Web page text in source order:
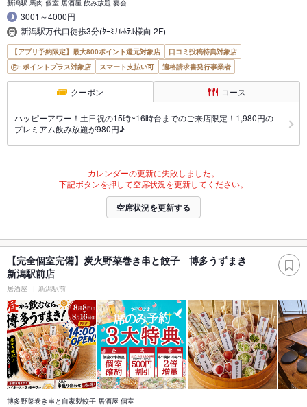
新潟駅 馬肉 個室 居酒屋 飲み放題 宴会
3001～4000円
新潟駅万代口徒歩3分(ﾀｰﾐﾅﾙﾎﾃﾙ様向 2F)
【アプリ予約限定】最大800ポイント還元対象店
口コミ投稿特典対象店
ポイントプラス対象店
スマート支払い可 適格請求書発行事業者
クーポン コース
ハッピーアワー！土日祝の15時~16時台までのご来店限定！1,980円の
プレミアム飲み放題が980円♪
カレンダーの更新に失敗しました。
下記ボタンを押して空席状況を更新してください。
空席状況を更新する
【完全個室完備】炭火野菜巻き串と餃子 博多うずまき
新潟駅前店
居酒屋 新潟駅前
博多野菜巻き串と自家製餃子 居酒屋 個室